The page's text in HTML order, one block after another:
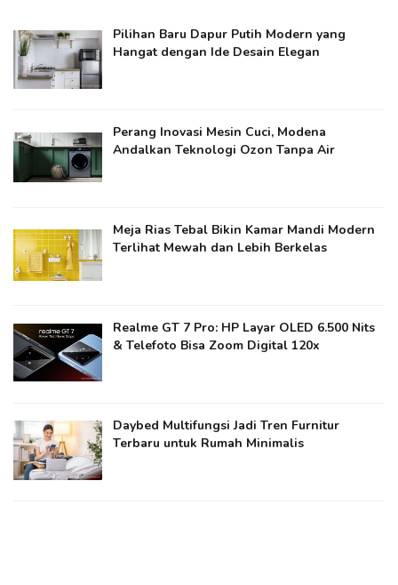
Pilihan Baru Dapur Putih Modern yang
Hangat dengan Ide Desain Elegan
Perang Inovasi Mesin Cuci, Modena
Andalkan Teknologi Ozon Tanpa Air
Meja Rias Tebal Bikin Kamar Mandi Modern
Terlihat Mewah dan Lebih Berkelas
Realme GT 7 Pro: HP Layar OLED 6.500 Nits
& Telefoto Bisa Zoom Digital 120x
Daybed Multifungsi Jadi Tren Furnitur
Terbaru untuk Rumah Minimalis